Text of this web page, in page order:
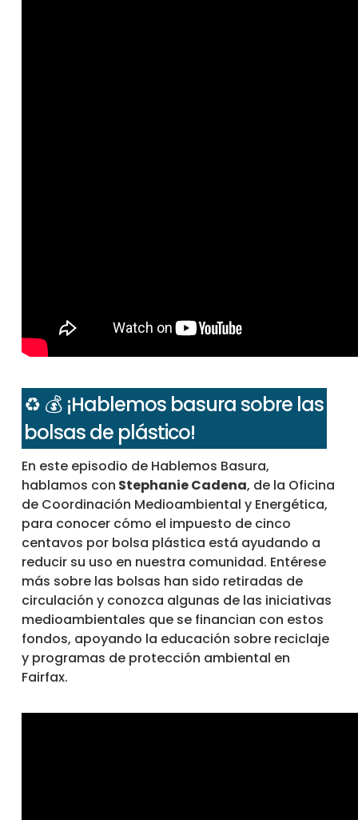
♻️ 💰 ¡Hablemos basura sobre las
bolsas de plástico!
En este episodio de Hablemos Basura,
hablamos con Stephanie Cadena, de la Oficina
de Coordinación Medioambiental y Energética,
para conocer cómo el impuesto de cinco
centavos por bolsa plástica está ayudando a
reducir su uso en nuestra comunidad. Entérese
más sobre las bolsas han sido retiradas de
circulación y conozca algunas de las iniciativas
medioambientales que se financian con estos
fondos, apoyando la educación sobre reciclaje
y programas de protección ambiental en
Fairfax.